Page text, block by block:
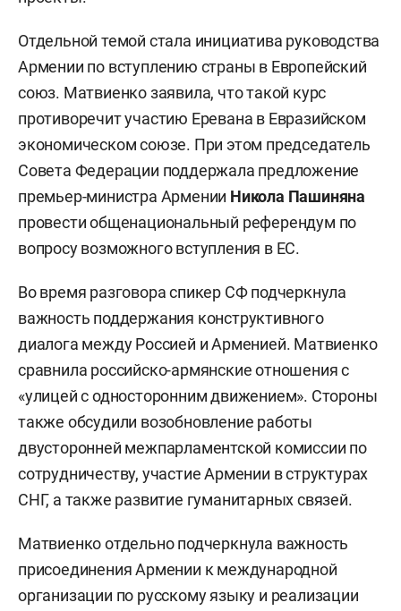
Отдельной темой стала инициатива руководства
Армении по вступлению страны в Европейский
союз. Матвиенко заявила, что такой курс
противоречит участию Еревана в Евразийском
экономическом союзе. При этом председатель
Совета Федерации поддержала предложение
премьер-министра Армении Никола Пашиняна
провести общенациональный референдум по
вопросу возможного вступления в ЕС.
Во время разговора спикер СФ подчеркнула
важность поддержания конструктивного
диалога между Россией и Арменией. Матвиенко
сравнила российско-армянские отношения с
«улицей с односторонним движением». Стороны
также обсудили возобновление работы
двусторонней межпарламентской комиссии по
сотрудничеству, участие Армении в структурах
СНГ, а также развитие гуманитарных связей.
Матвиенко отдельно подчеркнула важность
присоединения Армении к международной
организации по русскому языку и реализации